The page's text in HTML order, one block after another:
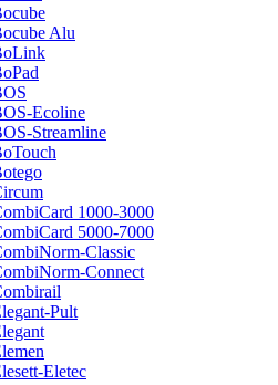
Alu
Ecoline
Streamline
1000-3000
5000-7000
Classic
Connect
Pult
Eletec